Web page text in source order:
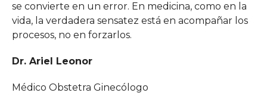
se convierte en un error. En medicina, como en la
vida, la verdadera sensatez está en acompañar los
procesos, no en forzarlos.
Dr. Ariel Leonor
Médico Obstetra Ginecólogo